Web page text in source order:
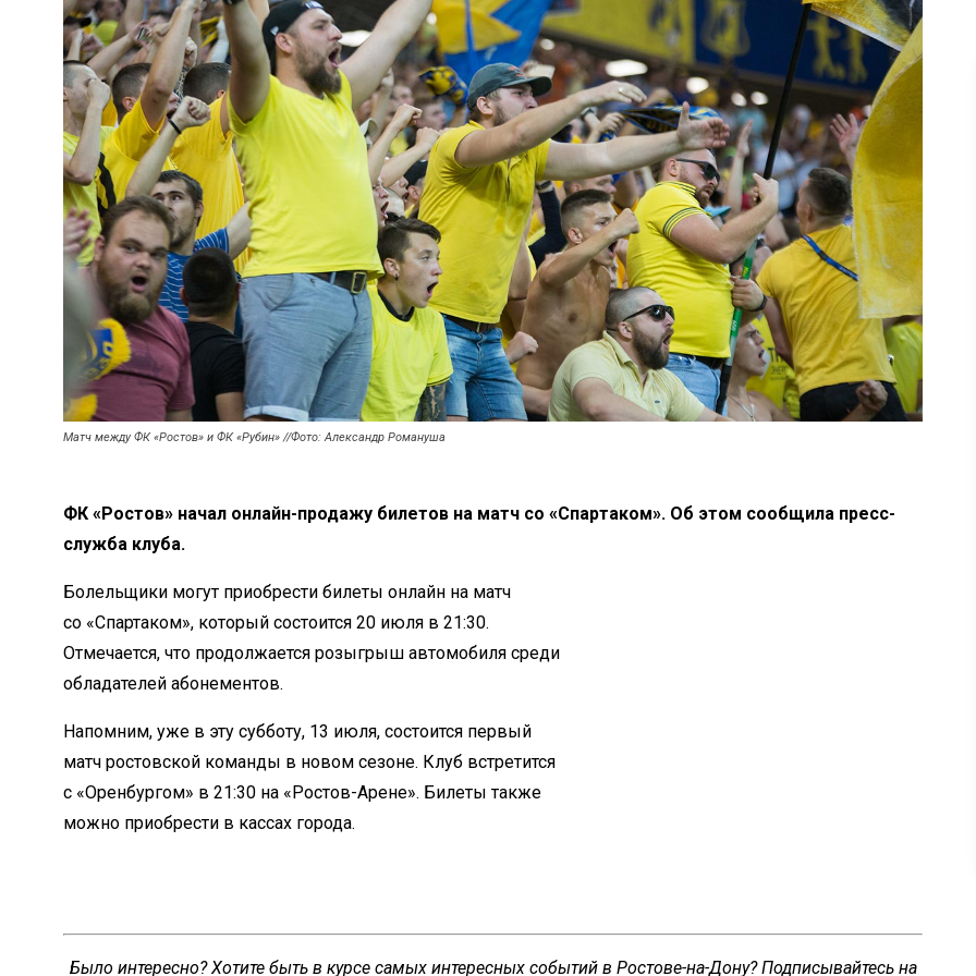
Матч между ФК «Ростов» и ФК «Рубин» //Фото: Александр Романуша
ФК « Ростов» начал онлайн-продажу билетов на матч со «Спартаком». Об этом сообщила пресс-
служба клуба.
Болельщики могут приобрести билеты онлайн на матч
со «Спартаком», который состоится 20 июля в 21:30.
Отмечается, что продолжается розыгрыш автомобиля среди
обладателей абонементов.
Напомним, уже в эту субботу, 13 июля, состоится первый
матч ростовской команды в новом сезоне. Клуб встретится
с «Оренбургом» в 21:30 на « Ростов-Арене». Билеты также
можно приобрести в кассах города.
Было интересно? Хотите быть в курсе самых интересных событий в Ростове-на-Дону? Подписывайтесь на